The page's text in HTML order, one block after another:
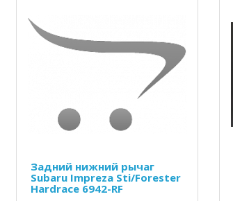
Задний нижний рычаг
Subaru Impreza Sti/Forester
Hardrace 6942-RF